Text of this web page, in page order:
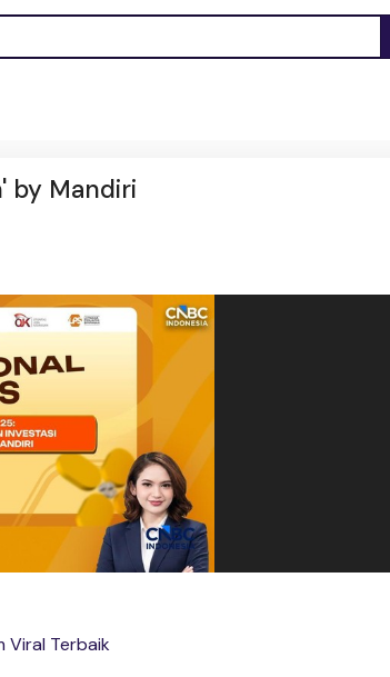
by Mandiri
Viral Terbaik